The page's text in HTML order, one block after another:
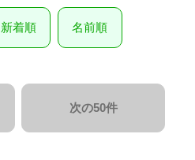
新着順 名前順
次の50件